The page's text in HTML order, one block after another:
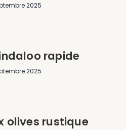
2025
rapide
2025
olives rustique